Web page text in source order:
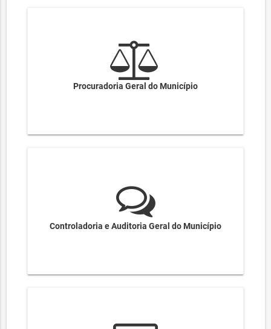
Procuradoria Geral do Município
Controladoria e Auditoria Geral do Município